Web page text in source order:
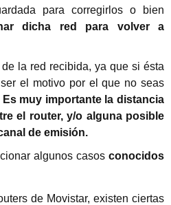
para corregirlos o bien
dicha red para volver a
la red recibida, ya que si ésta
el motivo por el que no seas
Es muy importante la distancia
el router, y/o alguna posible
de emisión.
algunos casos conocidos
de Movistar, existen ciertas